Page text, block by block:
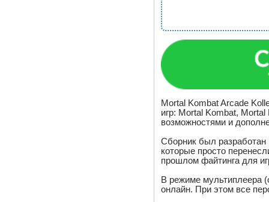
Mortal Kombat Arcade
игр: Mortal Kombat,
возможностями и
Сборник был
которые просто
прошлом файтинга для
В режиме мультиплеера
онлайн. При этом все